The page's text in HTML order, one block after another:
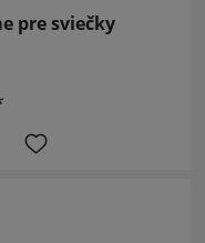
pre sviečky